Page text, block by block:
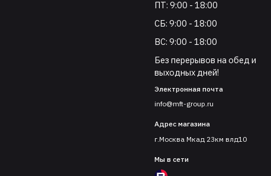
ПТ: 9:00 - 18:00
СБ: 9:00 - 18:00
ВС: 9:00 - 18:00
Без перерывов на обед и
выходных дней!
Электронная почта
info@mft-group.ru
Адрес магазина
г.Москва Мкад 23км влд10
Мы в сети